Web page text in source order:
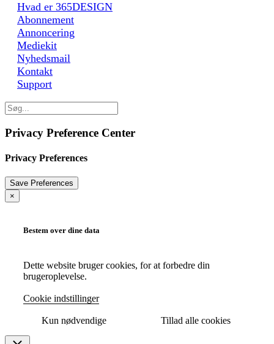
Hvad er 365DESIGN
Abonnement
Annoncering
Mediekit
Nyhedsmail
Kontakt
Support
Privacy Preference Center
Privacy Preferences
×
Bestem over dine data
Dette website bruger cookies, for at forbedre din
brugeroplevelse.
Cookie indstillinger
Kun nødvendige Tillad alle cookies